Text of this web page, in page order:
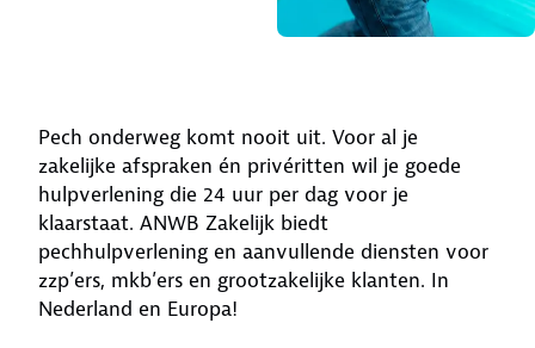
Pech onderweg komt nooit uit. Voor al je
zakelijke afspraken én privéritten wil je goede
hulpverlening die 24 uur per dag voor je
klaarstaat. ANWB Zakelijk biedt
pechhulpverlening en aanvullende diensten voor
zzp’ers, mkb’ers en grootzakelijke klanten. In
Nederland en Europa!